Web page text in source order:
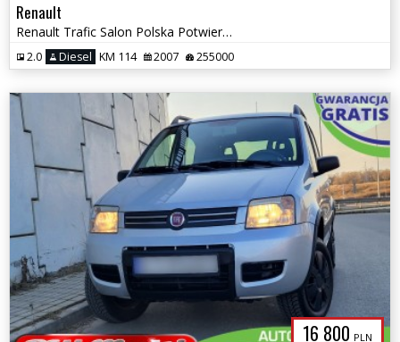
Renault
Renault Trafic Salon Polska Potwierdzony przebieg ZAMIANA GWARANCJA!
2.0 Diesel KM 114 2007 255000
16 800 PLN